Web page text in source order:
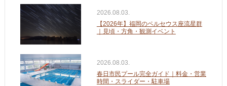
2026.08.03.
【2026年】福岡のペルセウス座流星群
｜見頃・方角・観測イベント
2026.08.03.
春日市民プール完全ガイド｜料金・営業
時間・スライダー・駐車場